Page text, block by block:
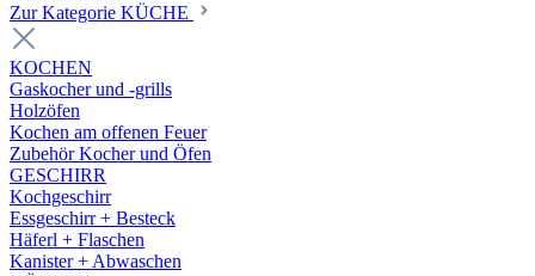
Zur Kategorie KÜCHE
KOCHEN
Gaskocher und -grills
Holzöfen
Kochen am offenen Feuer
Zubehör Kocher und Öfen
GESCHIRR
Kochgeschirr
Essgeschirr + Besteck
Häferl + Flaschen
Kanister + Abwaschen